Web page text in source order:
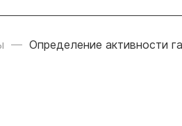
Определение активности